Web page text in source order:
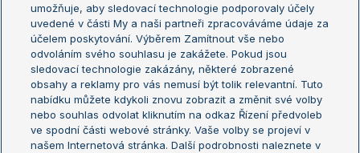
Sázkařský žebříček
Wimbledon
US Open
Turnaj mistrů
Turnaj mistryň
Aktualní trendy
Fotbalové přestupy
umožňuje, aby sledovací technologie podporovaly účely
uvedené v části My a naši partneři zpracováváme údaje za
účelem poskytování. Výběrem Zamítnout vše nebo
odvoláním svého souhlasu je zakážete. Pokud jsou
sledovací technologie zakázány, některé zobrazené
obsahy a reklamy pro vás nemusí být tolik relevantní. Tuto
nabídku můžete kdykoli znovu zobrazit a změnit své volby
nebo souhlas odvolat kliknutím na odkaz Řízení předvoleb
ve spodní části webové stránky. Vaše volby se projeví v
našem Internetová stránka. Další podrobnosti naleznete v